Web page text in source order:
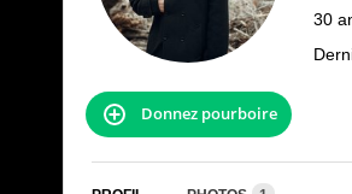
30
Donnez pourboire